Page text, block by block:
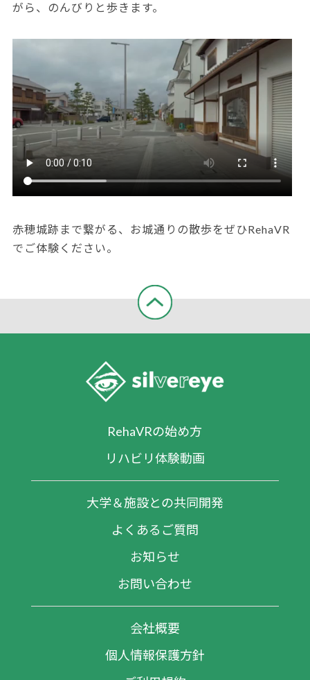
がら、のんびりと歩きます。
赤穂城跡まで繋がる、お城通りの散歩をぜひRehaVR
でご体験ください。
RehaVRの始め方
リハビリ体験動画
大学＆施設との共同開発
よくあるご質問
お知らせ
お問い合わせ
会社概要
個人情報保護方針